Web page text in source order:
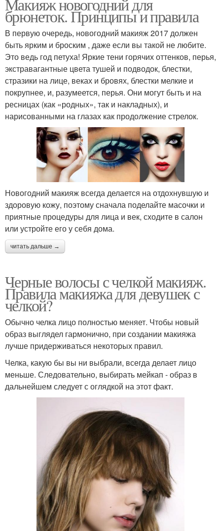
Макияж новогодний для
брюнеток. Принципы и правила
В первую очередь, новогодний макияж 2017 должен
быть ярким и броским , даже если вы такой не любите.
Это ведь год петуха! Яркие тени горячих оттенков, перья,
экстравагантные цвета тушей и подводок, блестки,
стразики на лице, веках и бровях, блестки мелкие и
покрупнее, и, разумеется, перья. Они могут быть и на
ресницах (как «родных», так и накладных), и
нарисованными на глазах как продолжение стрелок.
Новогодний макияж всегда делается на отдохнувшую и
здоровую кожу, поэтому сначала поделайте масочки и
приятные процедуры для лица и век, сходите в салон
или устройте его у себя дома.
читать дальше →
Черные волосы с челкой макияж.
Правила макияжа для девушек с
челкой?
Обычно челка лицо полностью меняет. Чтобы новый
образ выглядел гармонично, при создании макияжа
лучше придерживаться некоторых правил.
Челка, какую бы вы ни выбрали, всегда делает лицо
меньше. Следовательно, выбирать мейкап - образ в
дальнейшем следует с оглядкой на этот факт.